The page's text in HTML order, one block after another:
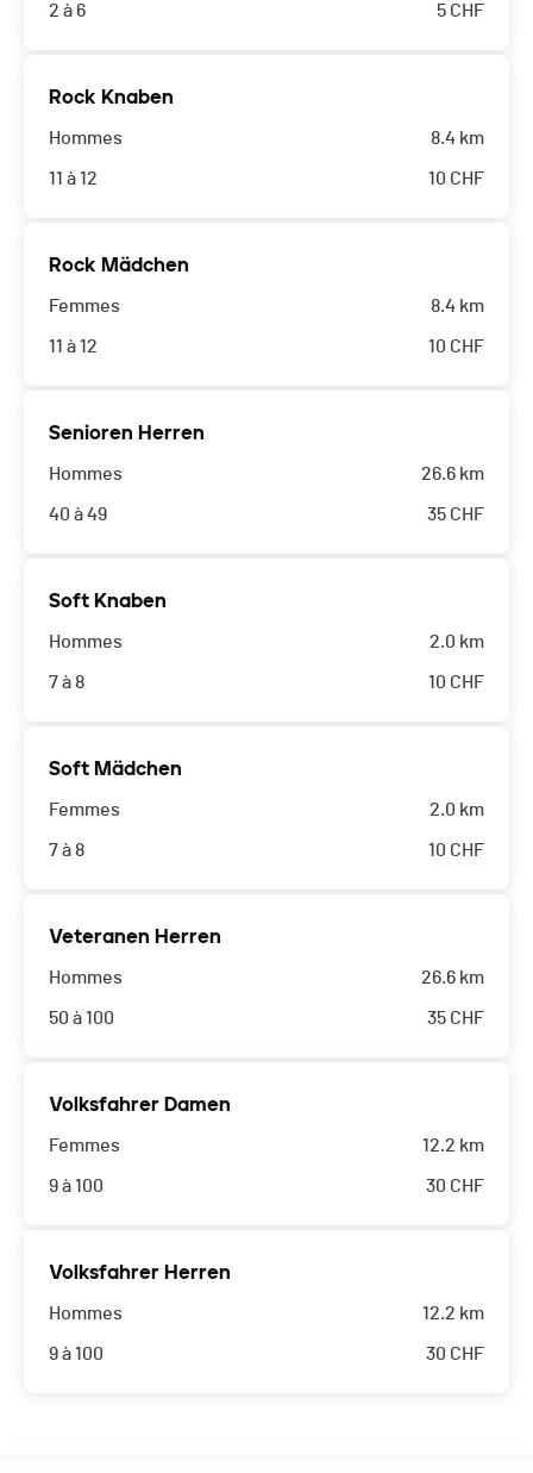
2 à 6 5 CHF
Rock Knaben
Hommes
11 à 12
8.4 km
10 CHF
Rock Mädchen
Femmes
11 à 12
8.4 km
10 CHF
Senioren Herren
Hommes
40 à 49
26.6 km
35 CHF
Soft Knaben
Hommes
7 à 8
2.0 km
10 CHF
Soft Mädchen
Femmes
7 à 8
2.0 km
10 CHF
Veteranen Herren
Hommes
50 à 100
26.6 km
35 CHF
Volksfahrer Damen
Femmes
9 à 100
12.2 km
30 CHF
Volksfahrer Herren
Hommes
9 à 100
12.2 km
30 CHF